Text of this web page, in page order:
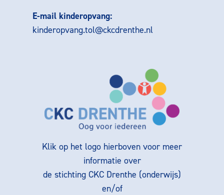
E-mail kinderopvang:
kinderopvang.tol@ckcdrenthe.nl
Klik op het logo hierboven voor meer
informatie over
de stichting CKC Drenthe (onderwijs)
en/of